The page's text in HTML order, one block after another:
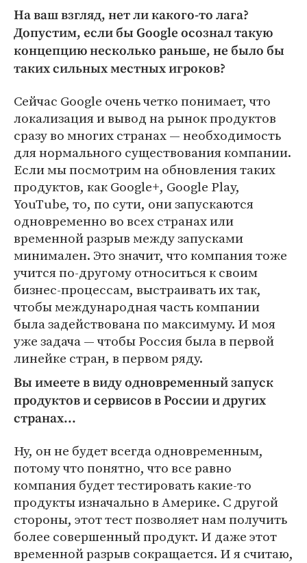
На ваш взгляд, нет ли какого-то лага?
Допустим, если бы Google осознал такую
концепцию несколько раньше, не было бы
таких сильных местных игроков?
Сейчас Google очень четко понимает, что
локализация и вывод на рынок продуктов
сразу во многих странах — необходимость
для нормального существования компании.
Если мы посмотрим на обновления таких
продуктов, как Google+, Google Play,
YouTube, то, по сути, они запускаются
одновременно во всех странах или
временной разрыв между запусками
минимален. Это значит, что компания тоже
учится по-другому относиться к своим
бизнес-процессам, выстраивать их так,
чтобы международная часть компании
была задействована по максимуму. И моя
уже задача — чтобы Россия была в первой
линейке стран, в первом ряду.
Вы имеете в виду одновременный запуск
продуктов и сервисов в России и других
странах...
Ну, он не будет всегда одновременным,
потому что понятно, что все равно
компания будет тестировать какие-то
продукты изначально в Америке. С другой
стороны, этот тест позволяет нам получить
более совершенный продукт. И даже этот
временной разрыв сокращается. И я считаю,